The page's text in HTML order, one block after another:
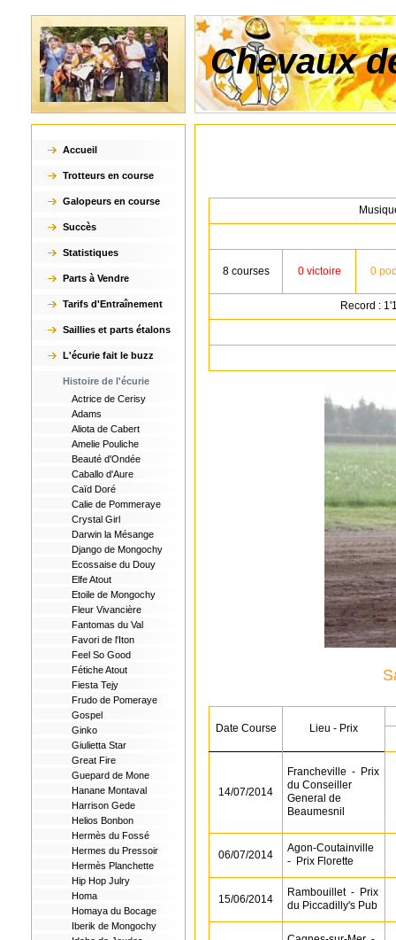
Chevaux
Accueil
Trotteurs en course
Galopeurs en course
Succès
Statistiques
Parts à Vendre
Tarifs d'Entraînement
Saillies et parts étalons
L'écurie fait le buzz
Histoire de l'écurie
Actrice de Cerisy
Adams
Aliota de Cabert
Amelie Pouliche
Beauté d'Ondée
Caballo d'Aure
Caïd Doré
Calie de Pommeraye
Crystal Girl
Darwin la Mésange
Django de Mongochy
Ecossaise du Douy
Elfe Atout
Etoile de Mongochy
Fleur Vivancière
Fantomas du Val
Favori de l'Iton
Feel So Good
Fétiche Atout
Fiesta Tejy
Frudo de Pomeraye
Gospel
Ginko
Giulietta Star
Great Fire
Guepard de Mone
Hanane Montaval
Harrison Gede
Helios Bonbon
Hermès du Fossé
Hermes du Pressoir
Hermès Planchette
Hip Hop Julry
Homa
Homaya du Bocage
Iberik de Mongochy
8 courses 0 victoire 0
Record :
Date Course Lieu - Prix
14/07/2014
Francheville - Prix
du Conseiller
General de
Beaumesnil
06/07/2014
Agon-Coutainville
- Prix Florette
15/06/2014
Rambouillet - Prix
du Piccadilly's Pub